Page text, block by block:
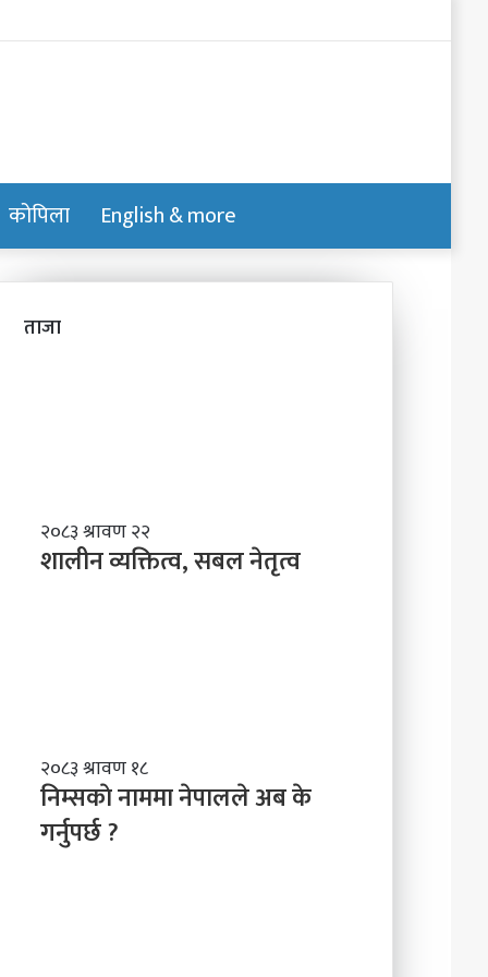
कोपिला English & more
for
skin
ताजा
शा
ली
न
ने
तृ
त्व
२०८३ श्रावण २२
शालीन व्यक्तित्व, सबल नेतृत्व
नि
म्स
काे
ना
२०८३ श्रावण १८
निम्सकाे नाममा नेपालले अब के
गर्नुपर्छ ?